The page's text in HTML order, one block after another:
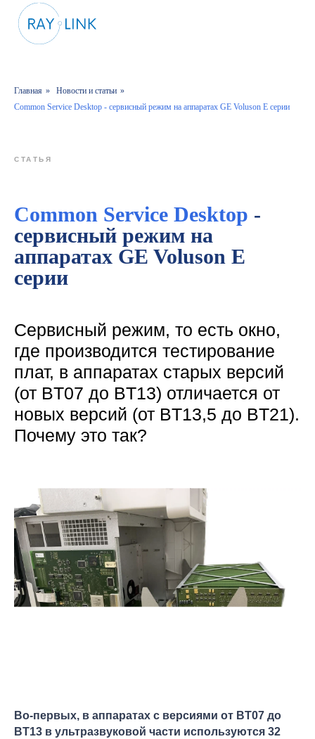
Главная » Новости и статьи »
Common Service Desktop - сервисный режим на аппаратах GE Voluson E серии
СТАТЬЯ
Common Service Desktop -
сервисный режим на
аппаратах GE Voluson E
серии
Сервисный режим, то есть окно,
где производится тестирование
плат, в аппаратах старых версий
(от BT07 до BT13) отличается от
новых версий (от BT13,5 до BT21).
Почему это так?
Во-первых, в аппаратах с версиями от BT07 до
BT13 в ультразвуковой части используются 32